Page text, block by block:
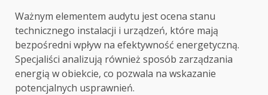
Ważnym elementem audytu jest ocena stanu
technicznego instalacji i urządzeń, które mają
bezpośredni wpływ na efektywność energetyczną.
Specjaliści analizują również sposób zarządzania
energią w obiekcie, co pozwala na wskazanie
potencjalnych usprawnień.